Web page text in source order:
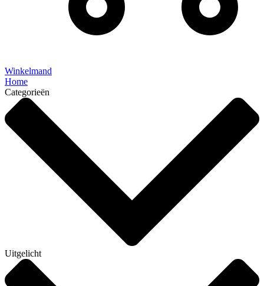
Winkelmand
Home
Categorieën
Uitgelicht